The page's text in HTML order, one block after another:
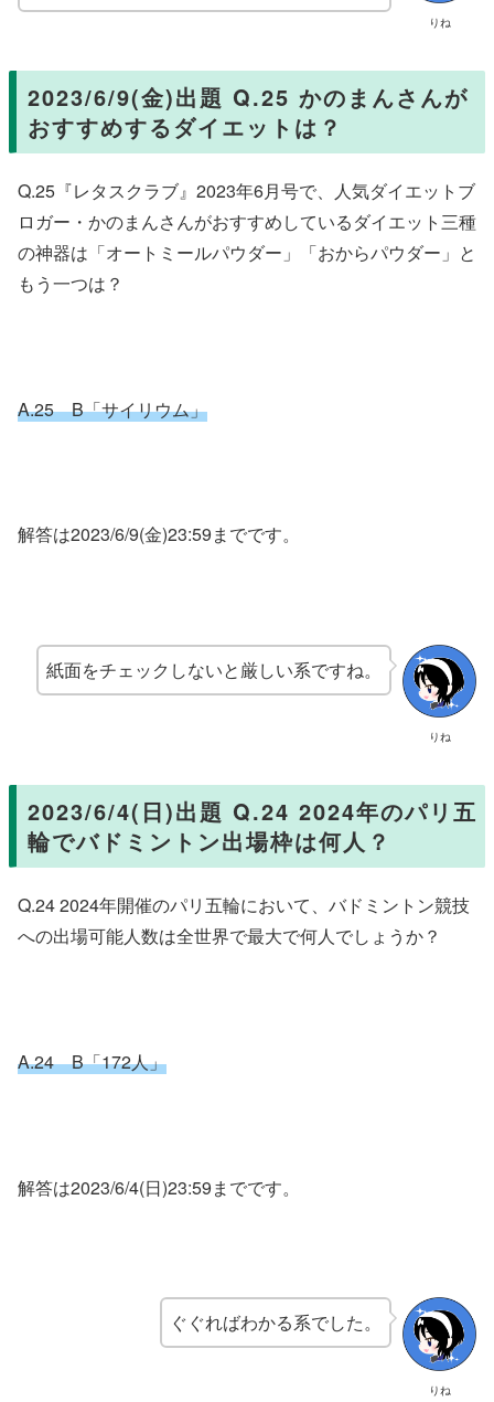
りね
2023/6/9(金)出題 Q.25 かのまんさんが
おすすめするダイエットは？
Q.25『レタスクラブ』2023年6月号で、人気ダイエットブ
ロガー・かのまんさんがおすすめしているダイエット三種
の神器は「オートミールパウダー」「おからパウダー」と
もう一つは？
A.25 B「サイリウム」
解答は2023/6/9(金)23:59までです。
りね
紙面をチェックしないと厳しい系ですね。
2023/6/4(日)出題 Q.24 2024年のパリ五
輪でバドミントン出場枠は何人？
Q.24 2024年開催のパリ五輪において、バドミントン競技
への出場可能人数は全世界で最大で何人でしょうか？
A.24 B「172人」
解答は2023/6/4(日)23:59までです。
りね
ぐぐればわかる系でした。